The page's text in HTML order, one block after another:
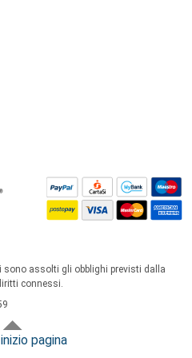
sono assolti gli obblighi previsti dalla
connessi.
pagina